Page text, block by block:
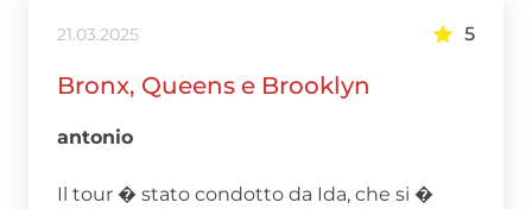
21.03.2025 5
Bronx, Queens e Brooklyn
antonio
Il tour � stato condotto da Ida, che si �